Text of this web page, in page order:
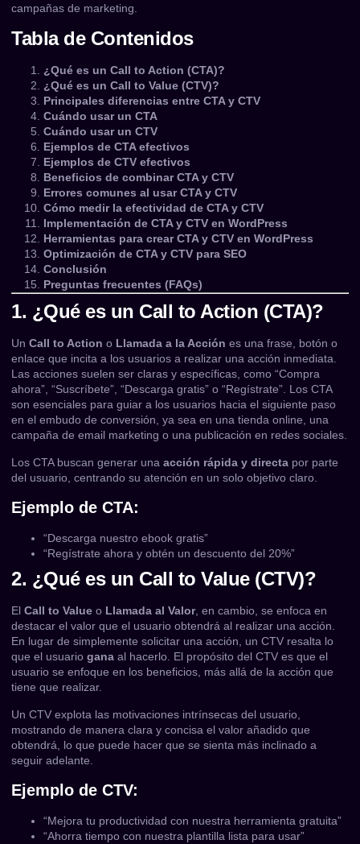
campañas de marketing.
Tabla de Contenidos
¿Qué es un Call to Action (CTA)?
¿Qué es un Call to Value (CTV)?
Principales diferencias entre CTA y CTV
Cuándo usar un CTA
Cuándo usar un CTV
Ejemplos de CTA efectivos
Ejemplos de CTV efectivos
Beneficios de combinar CTA y CTV
Errores comunes al usar CTA y CTV
Cómo medir la efectividad de CTA y CTV
Implementación de CTA y CTV en WordPress
Herramientas para crear CTA y CTV en WordPress
Optimización de CTA y CTV para SEO
Conclusión
Preguntas frecuentes (FAQs)
1. ¿Qué es un Call to Action (CTA)?
Un Call to Action o Llamada a la Acción es una frase, botón o
enlace que incita a los usuarios a realizar una acción inmediata.
Las acciones suelen ser claras y específicas, como “Compra
ahora”, “Suscríbete”, “Descarga gratis” o “Regístrate”. Los CTA
son esenciales para guiar a los usuarios hacia el siguiente paso
en el embudo de conversión, ya sea en una tienda online, una
campaña de email marketing o una publicación en redes sociales.
Los CTA buscan generar una acción rápida y directa por parte
del usuario, centrando su atención en un solo objetivo claro.
Ejemplo de CTA:
“Descarga nuestro ebook gratis”
“Regístrate ahora y obtén un descuento del 20%”
2. ¿Qué es un Call to Value (CTV)?
El Call to Value o Llamada al Valor, en cambio, se enfoca en
destacar el valor que el usuario obtendrá al realizar una acción.
En lugar de simplemente solicitar una acción, un CTV resalta lo
que el usuario gana al hacerlo. El propósito del CTV es que el
usuario se enfoque en los beneficios, más allá de la acción que
tiene que realizar.
Un CTV explota las motivaciones intrínsecas del usuario,
mostrando de manera clara y concisa el valor añadido que
obtendrá, lo que puede hacer que se sienta más inclinado a
seguir adelante.
Ejemplo de CTV:
“Mejora tu productividad con nuestra herramienta gratuita”
“Ahorra tiempo con nuestra plantilla lista para usar”